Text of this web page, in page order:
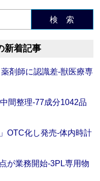
検 索
新着記事
剤師に認識差‐獣医療専
間整理‐77成分1042品
OTC化し発売‐体内時計
が業務開始‐3PL専用物